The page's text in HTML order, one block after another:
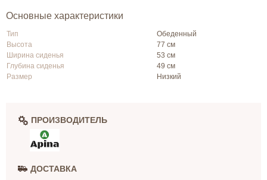
Основные характеристики
Тип
Обеденный
Высота
77 см
Ширина сиденья
53 см
Глубина сиденья
49 см
Размер
Низкий
ПРОИЗВОДИТЕЛЬ
ДОСТАВКА